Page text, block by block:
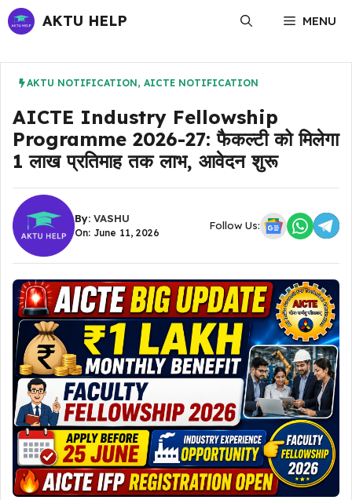
Skip
to
AKTU HELP MENU
AKTU NOTIFICATION, AICTE NOTIFICATION
AICTE Industry Fellowship
Programme 2026-27: फैकल्टी को मिलेगा
₹1 लाख प्रतिमाह तक लाभ, आवेदन शुरू
By: VASHU
On: June 11, 2026
Follow Us: